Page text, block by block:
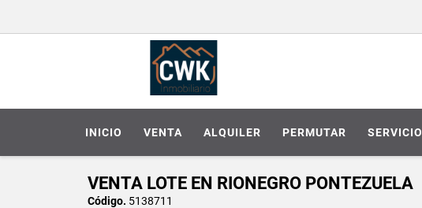
INICIO VENTA ALQUILER PERMUTAR SERVICIO
VENTA LOTE EN RIONEGRO PONTEZUELA
Código. 5138711